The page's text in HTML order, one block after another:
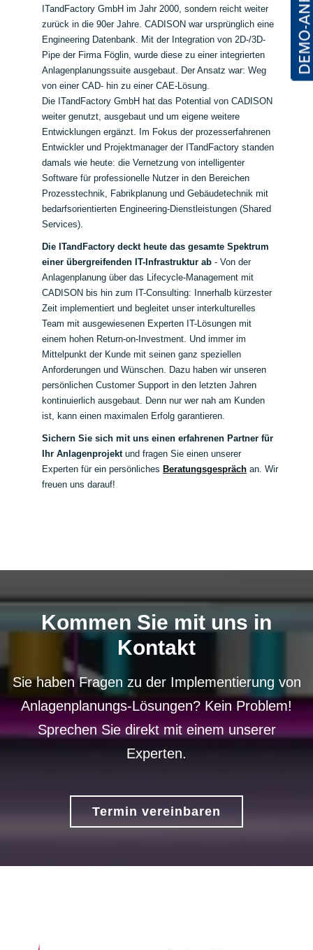
ITandFactory GmbH im Jahr 2000, sondern reicht weiter
zurück in die 90er Jahre. CADISON war ursprünglich eine
Engineering Datenbank. Mit der Integration von 2D-/3D-
Pipe der Firma Föglin, wurde diese zu einer integrierten
Anlagenplanungssuite ausgebaut. Der Ansatz war: Weg
von einer CAD- hin zu einer CAE-Lösung.
Die ITandFactory GmbH hat das Potential von CADISON
weiter genutzt, ausgebaut und um eigene weitere
Entwicklungen ergänzt. Im Fokus der prozesserfahrenen
Entwickler und Projektmanager der ITandFactory standen
damals wie heute: die Vernetzung von intelligenter
Software für professionelle Nutzer in den Bereichen
Prozesstechnik, Fabrikplanung und Gebäudetechnik mit
bedarfsorientierten Engineering-Dienstleistungen (Shared
Services).
Die ITandFactory deckt heute das gesamte Spektrum
einer übergreifenden IT-Infrastruktur ab - Von der
Anlagenplanung über das Lifecycle-Management mit
CADISON bis hin zum IT-Consulting: Innerhalb kürzester
Zeit implementiert und begleitet unser interkulturelles
Team mit ausgewiesenen Experten IT-Lösungen mit
einem hohen Return-on-Investment. Und immer im
Mittelpunkt der Kunde mit seinen ganz speziellen
Anforderungen und Wünschen. Dazu haben wir unseren
persönlichen Customer Support in den letzten Jahren
kontinuierlich ausgebaut. Denn nur wer nah am Kunden
ist, kann einen maximalen Erfolg garantieren.
Sichern Sie sich mit uns einen erfahrenen Partner für
Ihr Anlagenprojekt und fragen Sie einen unserer
Experten für ein persönliches Beratungsgespräch an. Wir
freuen uns darauf!
Kommen Sie mit uns in
Kontakt
Sie haben Fragen zu der Implementierung von
Anlagenplanungs-Lösungen? Kein Problem!
Sprechen Sie direkt mit einem unserer
Experten.
Termin vereinbaren